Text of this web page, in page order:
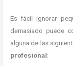
Es fácil ignorar
demasiado puede
alguna de las
profesional: